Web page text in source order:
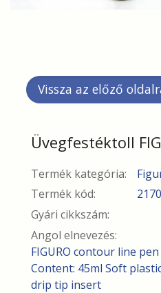
Üvegfestéktoll
Termék kategória:
Termék kód:
Gyári cikkszám:
Angol elnevezés:
FIGURO contour line
Content: 45ml Soft
drip tip insert